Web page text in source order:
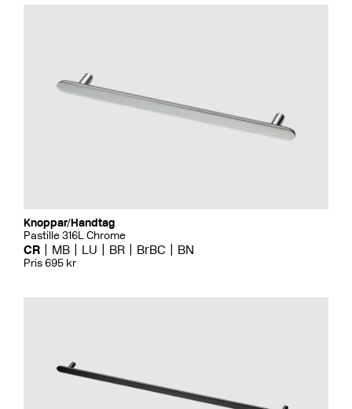
Knoppar/Handtag
Pastille 316L Chrome
CR MB LU BR BrBC BN
Pris 695 kr